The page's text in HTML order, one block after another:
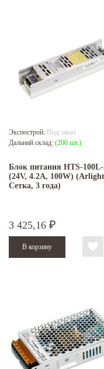
Экспострой: Под заказ
Дальний склад: (200 шт.)
Блок питания HTS-100L-
(24V, 4.2A, 100W)
Сетка, 3 года)
3 425,16 ₽